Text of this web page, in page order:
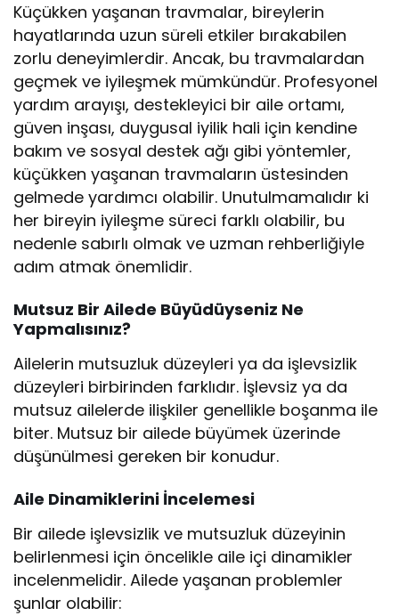
Küçükken yaşanan travmalar, bireylerin
hayatlarında uzun süreli etkiler bırakabilen
zorlu deneyimlerdir. Ancak, bu travmalardan
geçmek ve iyileşmek mümkündür. Profesyonel
yardım arayışı, destekleyici bir aile ortamı,
güven inşası, duygusal iyilik hali için kendine
bakım ve sosyal destek ağı gibi yöntemler,
küçükken yaşanan travmaların üstesinden
gelmede yardımcı olabilir. Unutulmamalıdır ki
her bireyin iyileşme süreci farklı olabilir, bu
nedenle sabırlı olmak ve uzman rehberliğiyle
adım atmak önemlidir.
Mutsuz Bir Ailede Büyüdüyseniz Ne
Yapmalısınız?
Ailelerin mutsuzluk düzeyleri ya da işlevsizlik
düzeyleri birbirinden farklıdır. İşlevsiz ya da
mutsuz ailelerde ilişkiler genellikle boşanma ile
biter. Mutsuz bir ailede büyümek üzerinde
düşünülmesi gereken bir konudur.
Aile Dinamiklerini İncelemesi
Bir ailede işlevsizlik ve mutsuzluk düzeyinin
belirlenmesi için öncelikle aile içi dinamikler
incelenmelidir. Ailede yaşanan problemler
şunlar olabilir: